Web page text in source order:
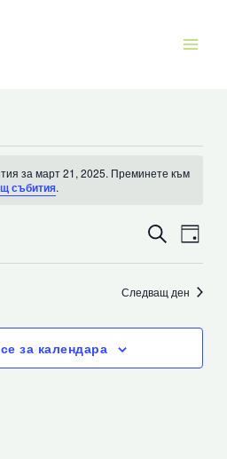
за март 21, 2025. Преминете към
събития.
Събития
изгледи
Навигация
Търсене
Ден
Следващ ден
за календара